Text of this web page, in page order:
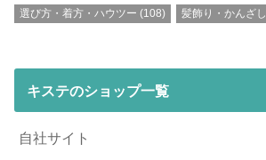
選び方・着方・ハウツー (108) 髪飾り・かんざし
キステのショップ一覧
自社サイト